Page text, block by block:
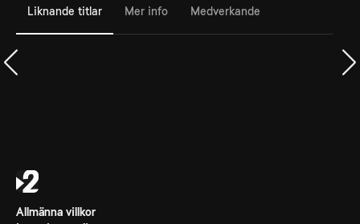
Liknande titlar Mer info Medverkande
Allmänna villkor